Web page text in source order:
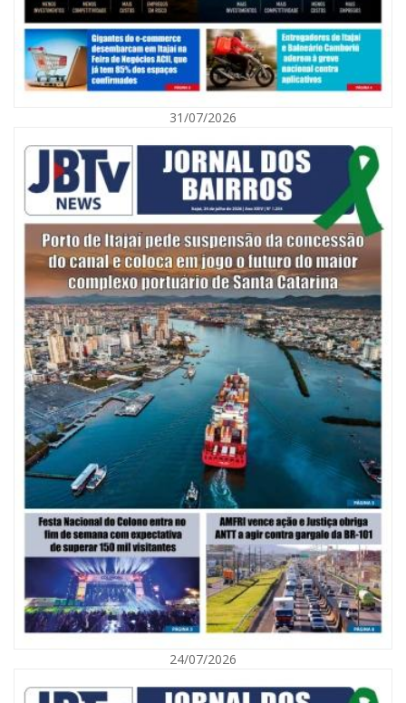
07/08/2026 | 07:00
Nem toda violência deixa marcas: conheça os sinais de alerta da
BALNEÁRIO CAMBORIÚ
07/08/2026 | 07:00
Saúde de BC promove mutirão de DIU e Implanon na UBS Municípios
neste sábado
POLÍTICA
31/07/2026
24/07/2026